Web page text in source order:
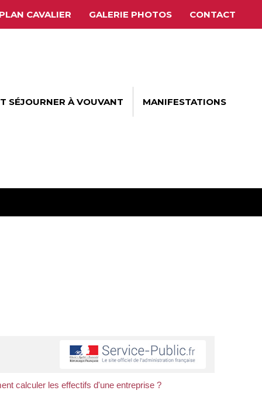
CAVALIER GALERIE PHOTOS CONTACT
SÉJOURNER À VOUVANT MANIFESTATIONS
calculer les effectifs d'une entreprise ?